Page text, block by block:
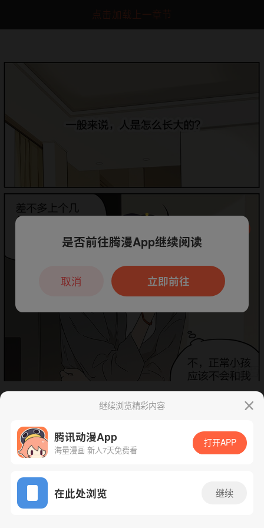
点击加载上一章节
App免费看
腾漫App免费看
继续浏览精彩内容
腾讯动漫App
海量漫画 新人7天免费看
打开APP
在此处浏览 继续
本章节仅支持App阅读，可打开App新用
户7天免费看
是否前往腾漫App继续阅读
立即前往
取消